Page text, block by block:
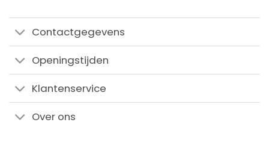
Contactgegevens
Openingstijden
Klantenservice
Over ons